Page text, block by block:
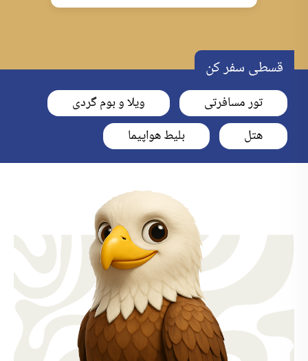
قسطی سفر کن
تور مسافرتی
ویلا و بوم گردی
هتل
بلیط هواپیما